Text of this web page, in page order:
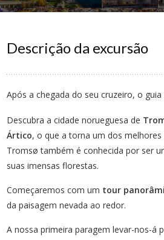
Descrição da excursão
Após a chegada do seu cruzeiro, o
Descubra a cidade norueguesa de
Ártico, o que a torna um dos
Tromsø também é conhecida por ser
suas imensas florestas.
Começaremos com um tour
da paisagem nevada ao redor.
A nossa primeira paragem levar-nos-á